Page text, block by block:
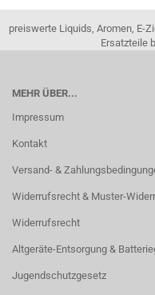
preiswerte Liquids, Aromen, E-
Ersatzteile
MEHR ÜBER...
Impressum
Kontakt
Versand- &
Widerrufsrecht & Muster-
Widerrufsrecht
Altgeräte-Entsorgung &
Jugendschutzgesetz